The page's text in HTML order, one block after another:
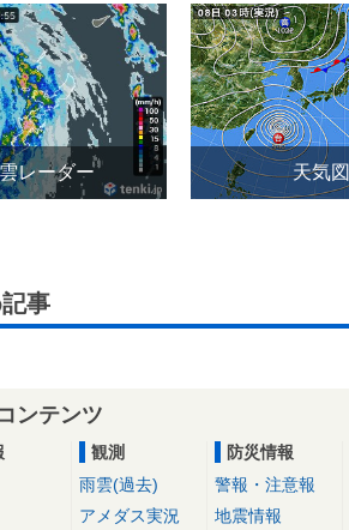
レーダー 天気図
事
ンテンツ
観測
雨雲(過去)
アメダス実況
防災情報
警報・注意報
地震情報